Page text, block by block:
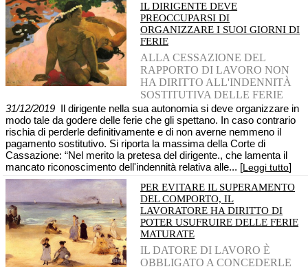
IL DIRIGENTE DEVE
PREOCCUPARSI DI
ORGANIZZARE I SUOI GIORNI DI
FERIE
ALLA CESSAZIONE DEL
RAPPORTO DI LAVORO NON
HA DIRITTO ALL'INDENNITÀ
SOSTITUTIVA DELLE FERIE
31/12/2019 Il dirigente nella sua autonomia si deve organizzare in
modo tale da godere delle ferie che gli spettano. In caso contrario
rischia di perderle definitivamente e di non averne nemmeno il
pagamento sostitutivo. Si riporta la massima della Corte di
Cassazione: “Nel merito la pretesa del dirigente., che lamenta il
mancato riconoscimento dell'indennità relativa alle... [Leggi tutto]
PER EVITARE IL SUPERAMENTO
DEL COMPORTO, IL
LAVORATORE HA DIRITTO DI
POTER USUFRUIRE DELLE FERIE
MATURATE
IL DATORE DI LAVORO È
OBBLIGATO A CONCEDERLE